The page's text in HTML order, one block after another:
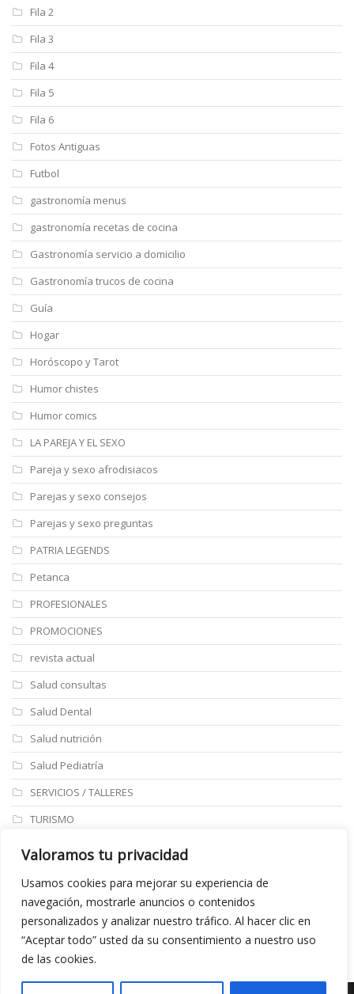
Valoramos tu privacidad
Usamos cookies para mejorar su experiencia de
navegación, mostrarle anuncios o contenidos
personalizados y analizar nuestro tráfico. Al hacer clic en
“Aceptar todo” usted da su consentimiento a nuestro uso
de las cookies.
Fila 2
Fila 3
Fila 4
Fila 5
Fila 6
Fotos Antiguas
Futbol
gastronomía menus
gastronomía recetas de cocina
Gastronomía servicio a domicilio
Gastronomía trucos de cocina
Guía
Hogar
Horóscopo y Tarot
Humor chistes
Humor comics
LA PAREJA Y EL SEXO
Pareja y sexo afrodisiacos
Parejas y sexo consejos
Parejas y sexo preguntas
PATRIA LEGENDS
Petanca
PROFESIONALES
PROMOCIONES
revista actual
Salud consultas
Salud Dental
Salud nutrición
Salud Pediatría
SERVICIOS / TALLERES
TURISMO
ULTIMAS NOTICIAS
Aviso legal